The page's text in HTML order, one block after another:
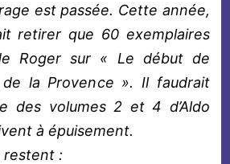
est passée. Cette année,
retirer que 60 exemplaires
Roger sur « Le début de
de la Provence ». Il faudrait
des volumes 2 et 4 d’Aldo
à épuisement.
restent :